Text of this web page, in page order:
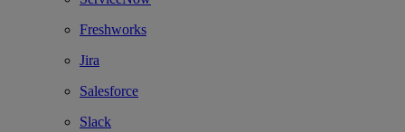
Freshworks
Jira
Salesforce
Slack